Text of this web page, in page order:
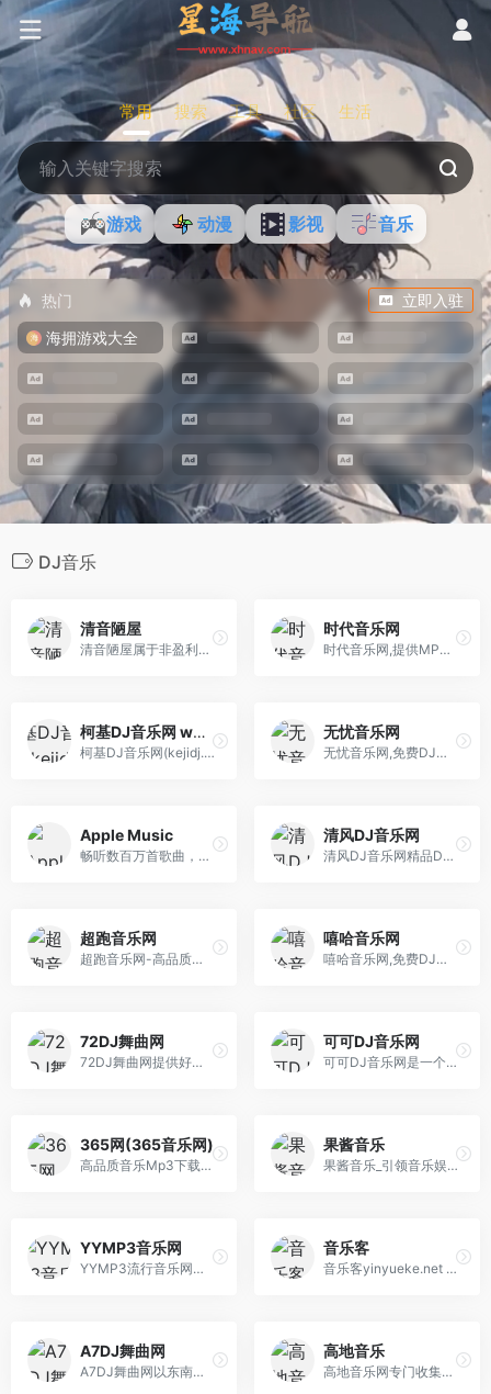
常用 搜索 工具 社区 生活
游戏 动漫 影视 音乐
热门
立即入驻
海拥游戏大全
DJ音乐
清音陋屋
清音陋屋属于非盈利性的个人纯音乐分享网站，主要为喜欢轻音乐、纯音乐的朋友创建，其主要内容为忧伤轻音乐、影视配乐、忧伤散文，清音陋屋网站创建总结为“用耳聆听，用心感受”。
时代音乐网
时代音乐网,提供MP3歌曲免费下载,歌曲下载,在线试听流行歌曲和好听的歌,经典老歌大全,伤感歌曲,非主流音乐,好听的英文歌曲,儿童歌曲,网络歌曲,最新歌曲下载, 下歌曲听音乐,在线听歌曲尽在时代音乐网。
柯基DJ音乐网 www.kejidj.com
柯基DJ音乐网(kejidj.com)世界DJ舞曲汇聚,每天更新快人一步,专业DJ团队精心制作好听的串烧,打造车载DJ舞曲,为DJ工作者收录国外DJ舞曲,提供高音质在线试听及MP3免费下载,全方位满足DJ工作者及音乐爱好者的需求,云集2019年度最新最好听的dj音乐下载,更多dj酒吧慢摇、现场超劲爆dj舞曲实现同步更新.
无忧音乐网
无忧音乐网,免费DJ舞曲MP3，MP4视频下载.收录了网上最新歌曲和流行音乐,网络歌曲,好听的歌,非主流音乐,经典老歌,搞笑歌曲,儿童歌曲,英文歌曲等。是您寻找好听的歌首选网站
‎Apple Music
畅听数百万首歌曲，观看音乐视频，体验现场表演，一切尽在 Apple Music。订阅后即可在网页、App 或 Android 设备上播放。
清风DJ音乐网
清风DJ音乐网精品DJ舞曲汇聚,每天更新快人一步,专业DJ团队精心制作好听的串烧,打造车载DJ舞曲,为DJ工作者收录国外DJ舞曲,提供高音质在线试听及MP3下载,全方位满足DJ工作者及音乐爱好者的需求。
超跑音乐网
超跑音乐网-高品质车载音乐试听下载站，最新最丰富的车载音乐DJ舞曲，真正的无损高品质音乐，好看好听的视频MV，尽在超跑音乐网，发烧友专属无损音乐网
嘻哈音乐网
嘻哈音乐网,免费DJ舞曲MP3，MP4视频下载.收录了网上最新歌曲和流行音乐,网络歌曲,好听的歌,非主流音乐,经典老歌,搞笑歌曲,儿童歌曲,英文歌曲等。是您寻找好听的歌首选网站
72DJ舞曲网
72DJ舞曲网提供好听的DJ舞曲免费下载,主要包括国内外最新dj音乐,好听的中文舞曲,dj串烧全部精心打造。北方最好的dj舞曲在线试听网站！
可可DJ音乐网
可可DJ音乐网是一个汇聚国内外知名DJ的DJ平台.我们提供DJ舞曲app,包括ios,Android,pc端和微信公众号多客户端，提供求职招聘，原创舞曲发布,电音现场,舞曲视频,在线舞曲试听下载的综合性DJ门户网。
365网(365音乐网)
高品质音乐Mp3下载试听网站，提供最新最好听的流行歌曲、网络歌曲，以及权威、全面的歌曲排行榜。
果酱音乐
果酱音乐_引领音乐娱乐新风向
YYMP3音乐网
YYMP3流行音乐网提供最好听的歌曲免费在线试听的音乐网站。收录了网上最新最流行的mp3音乐,网络歌曲,非主流,DJ音乐,伤感歌曲,经典老歌等等mp3歌曲,是您寻找好听的歌曲首选网站。
音乐客
音乐客yinyueke.net 具有音乐搜索、播放、下载、歌词同步显示、个人音乐播放列表同步等功能。
A7DJ舞曲网
A7DJ舞曲网以东南亚DJ为核心,提供最新包房DJ音乐,,每天更新快人一步,专业DJ团队精心制作好听的串烧,打造车载DJ舞曲,为DJ工作者收录国外DJ舞曲,提供高音质在线试听及MP3免费下载,全方位满足DJ工作者及音乐爱好者的需求。
高地音乐
高地音乐网专门收集全世界伟大的乐队、歌手的所有无损音乐专辑，对人类有杰出贡献的音乐，都是网站收集的对象，欢迎你来获取你需要的音乐。